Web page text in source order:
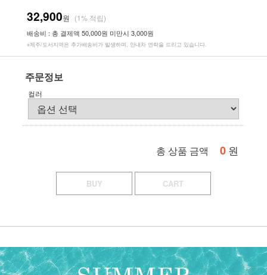
32,900원 (1% 적립)
배송비 : 총 결제액 50,000원 미만시 3,000원
※제주/도서지역은 추가배송비가 발생하며, 안내차 연락을 드리고 있습니다.
주문정보
컬러
총 상품 금액 0 원
BUY CART